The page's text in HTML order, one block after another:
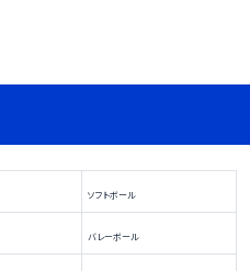
ソフトボール
バレーボール